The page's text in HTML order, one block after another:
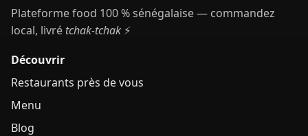
Plateforme food 100 % sénégalaise — commandez
local, livré tchak-tchak ⚡
Découvrir
Restaurants près de vous
Menu
Blog